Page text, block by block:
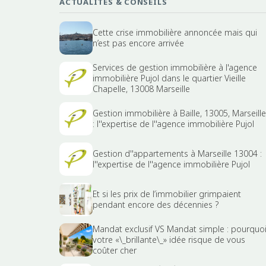
Cette crise immobilière annoncée mais qui
n’est pas encore arrivée
Services de gestion immobilière à l'agence
immobilière Pujol dans le quartier Vieille
Chapelle, 13008 Marseille
Gestion immobilière à Baille, 13005, Marseille
: l''expertise de l''agence immobilière Pujol
Gestion d''appartements à Marseille 13004 :
l''expertise de l''agence immobilière Pujol
Et si les prix de l’immobilier grimpaient
pendant encore des décennies ?
Mandat exclusif VS Mandat simple : pourquoi
votre «\_brillante\_» idée risque de vous
coûter cher